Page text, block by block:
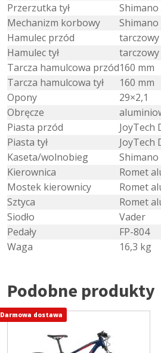
Przerzutka tył
Shimano
Mechanizm korbowy
Shimano
Hamulec przód
Hamulec tył
Tarcza hamulcowa przód160 mm
Tarcza hamulcowa tył
160 mm
Opony
29×2,1
Obręcze
Piasta przód
JoyTech
Piasta tył
JoyTech
Kaseta/wolnobieg
Shimano
Kierownica
Romet
Mostek kierownicy
Romet
Sztyca
Romet
Siodło
Vader
Pedały
FP-804
Waga
16,3 kg
Podobne produkty
Ten
Darmowa dostawa